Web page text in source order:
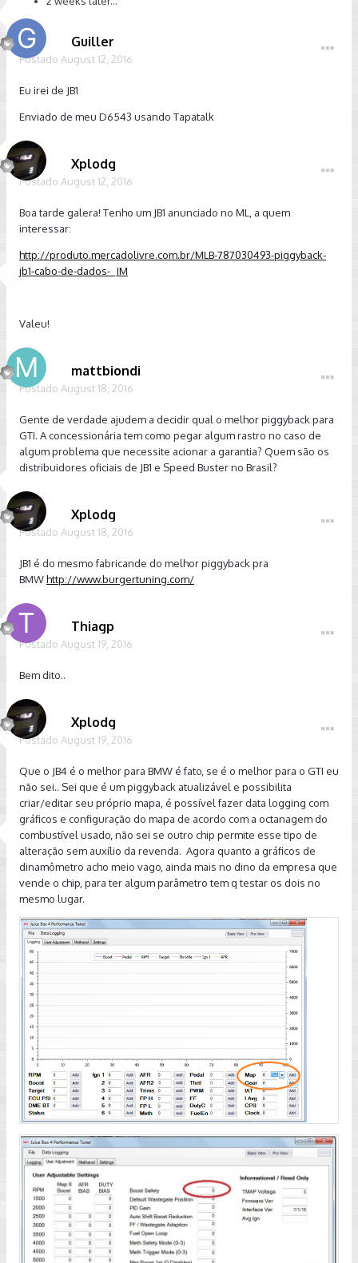
Guiller
Postado August 12, 2016
Eu irei de JB1
Enviado de meu D6543 usando Tapatalk
Xplodg
Postado August 12, 2016
Boa tarde galera! Tenho um JB1 anunciado no ML, a quem
interessar:
http://produto.mercadolivre.com.br/MLB-787030493-piggyback-
jb1-cabo-de-dados-_JM
Valeu!
mattbiondi
Postado August 18, 2016
Gente de verdade ajudem a decidir qual o melhor piggyback para
GTI. A concessionária tem como pegar algum rastro no caso de
algum problema que necessite acionar a garantia? Quem são os
distribuidores oficiais de JB1 e Speed Buster no Brasil?
Xplodg
Postado August 18, 2016
JB1 é do mesmo fabricande do melhor piggyback pra
BMWhttp://www.burgertuning.com/
Thiagp
Postado August 19, 2016
Bem dito..
Xplodg
Postado August 19, 2016
Que o JB4 é o melhor para BMW é fato, se é o melhor para o GTI eu
não sei.. Sei que é um piggyback atualizável e possibilita
criar/editar seu próprio mapa, é possível fazer data logging com
gráficos e configuração do mapa de acordo com a octanagem do
combustível usado, não sei se outro chip permite esse tipo de
alteração sem auxílio da revenda. Agora quanto a gráficos de
dinamômetro acho meio vago, ainda mais no dino da empresa que
vende o chip, para ter algum parâmetro tem q testar os dois no
mesmo lugar.